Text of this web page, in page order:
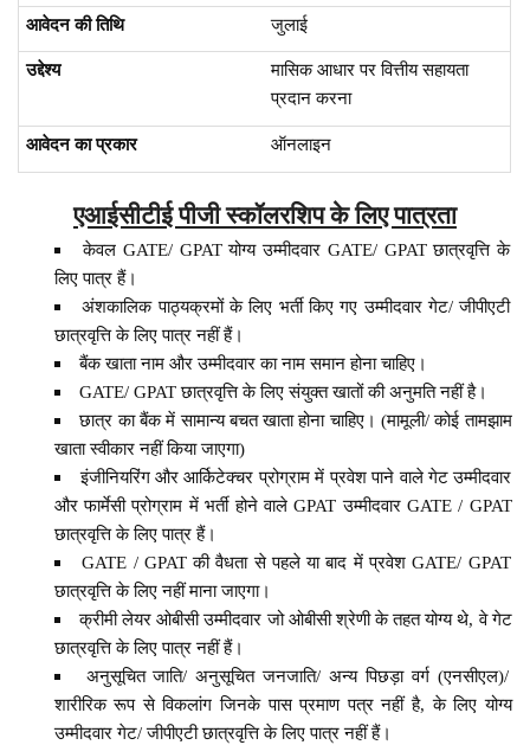
आवेदन की तिथि जुलाई
उद्देश्य
मासिक आधार पर वित्तीय सहायता
प्रदान करना
आवेदन का प्रकार ऑनलाइन
एआईसीटीई पीजी स्कॉलरशिप के लिए पात्रता
केवल GATE/ GPAT योग्य उम्मीदवार GATE/ GPAT छात्रवृत्ति के
लिए पात्र हैं।
अंशकालिक पाठ्यक्रमों के लिए भर्ती किए गए उम्मीदवार गेट/ जीपीएटी
छात्रवृत्ति के लिए पात्र नहीं हैं।
बैंक खाता नाम और उम्मीदवार का नाम समान होना चाहिए।
GATE/ GPAT छात्रवृत्ति के लिए संयुक्त खातों की अनुमति नहीं है।
छात्र का बैंक में सामान्य बचत खाता होना चाहिए। (मामूली/ कोई तामझाम
खाता स्वीकार नहीं किया जाएगा)
इंजीनियरिंग और आर्किटेक्चर प्रोग्राम में प्रवेश पाने वाले गेट उम्मीदवार
और फार्मेसी प्रोग्राम में भर्ती होने वाले GPAT उम्मीदवार GATE / GPAT
छात्रवृत्ति के लिए पात्र हैं।
GATE / GPAT की वैधता से पहले या बाद में प्रवेश GATE/ GPAT
छात्रवृत्ति के लिए नहीं माना जाएगा।
क्रीमी लेयर ओबीसी उम्मीदवार जो ओबीसी श्रेणी के तहत योग्य थे, वे गेट
छात्रवृत्ति के लिए पात्र नहीं हैं।
अनुसूचित जाति/ अनुसूचित जनजाति/ अन्य पिछड़ा वर्ग (एनसीएल)/
शारीरिक रूप से विकलांग जिनके पास प्रमाण पत्र नहीं है, के लिए योग्य
उम्मीदवार गेट/ जीपीएटी छात्रवृत्ति के लिए पात्र नहीं हैं।